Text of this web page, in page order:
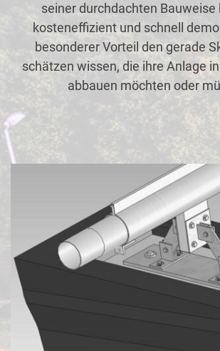
seiner durchdachten Bauweise
kosteneffizient und schnell
besonderer Vorteil den gerade
schätzen wissen, die ihre Anlage
abbauen möchten oder